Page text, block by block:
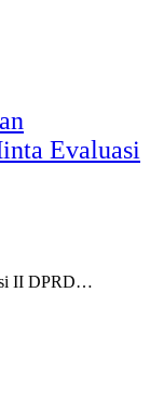
Evaluasi
II DPRD…